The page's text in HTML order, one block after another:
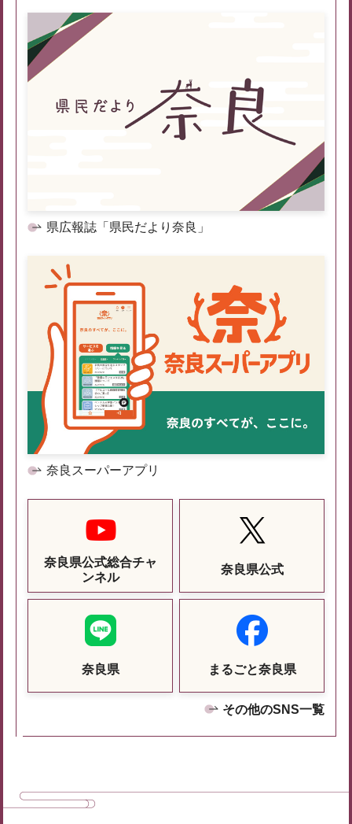
県広報誌「県民だより奈良」
奈良スーパーアプリ
奈良県公式総合チャ
ンネル
奈良県公式
奈良県 まるごと奈良県
その他のSNS一覧